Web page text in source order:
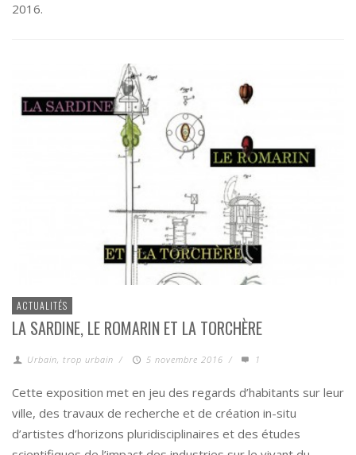
2016.
ACTUALITÉS
LA SARDINE, LE ROMARIN ET LA TORCHÈRE
Urbain, trop urbain / 5 novembre 2016 / 1
Cette exposition met en jeu des regards d’habitants sur leur
ville, des travaux de recherche et de création in-situ
d’artistes d’horizons pluridisciplinaires et des études